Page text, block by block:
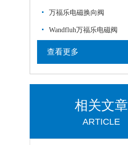
万福乐电磁换向阀
Wandfluh万福乐电磁阀
查看更多
相关文章
ARTICLE